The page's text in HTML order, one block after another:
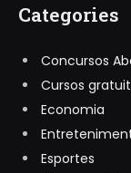
Categories
Concursos
Cursos
Economia
Esportes